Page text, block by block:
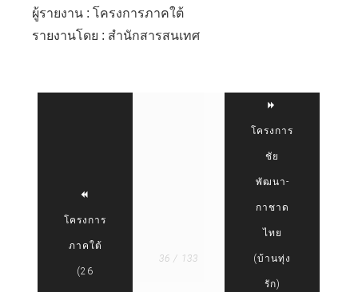
ผู้รายงาน : โครงการภาคใต้
รายงานโดย : สำนักสารสนเทศ
โครงการ
ภาคใต้
(26
36 / 133
โครงการ
ชัย
พัฒนา-
กาชาด
ไทย
(บ้านทุ่ง
รัก)